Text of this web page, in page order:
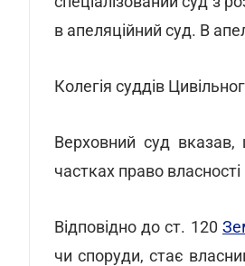
в апеляційний суд. В
Колегія суддів
Верховний суд
частках право
Відповідно до ст. 120
чи споруди, стає